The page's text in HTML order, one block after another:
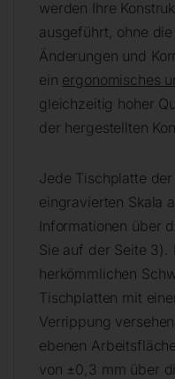
werden Ihre
ausgeführt, ohne
Änderungen und
ein ergonomisches
gleichzeitig hoher
der hergestellten
Jede Tischplatte
eingravierten Skala
Informationen über
Sie auf der Seite 3).
herkömmlichen
Tischplatten mit
Verrippung
ebenen
von ±0,3 mm über